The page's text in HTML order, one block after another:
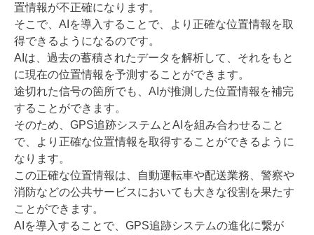
置情報が不正確になります。
そこで、AIを導入することで、より正確な位置情報を取
得できるようになるのです。
AIは、過去の蓄積されたデータを解析して、それをもと
に現在の位置情報を予測することができます。
途切れた信号の箇所でも、AIが推測した位置情報を補完
することができます。
そのため、GPS追跡システムとAIを組み合わせること
で、より正確な位置情報を取得することができるように
なります。
この正確な位置情報は、自動運転車や配送業務、警察や
消防などの公共サービスにおいても大きな役割を果たす
ことができます。
AIを導入することで、GPS追跡システムの進化に繋が